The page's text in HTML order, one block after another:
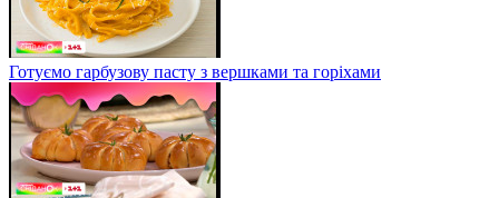
Готуємо гарбузову пасту з вершками та горіхами